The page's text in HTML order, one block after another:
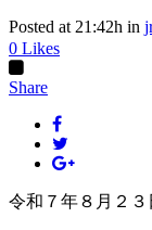
Posted at 21:42h in
0 Likes
Share
令和７年８月２３